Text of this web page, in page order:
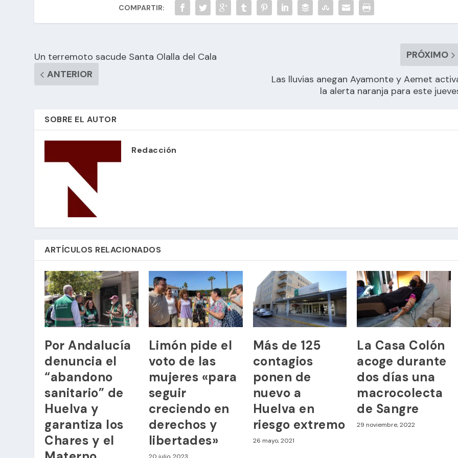
COMPARTIR:
Un terremoto sacude Santa Olalla del Cala
ANTERIOR
PRÓXIMO
Las lluvias anegan Ayamonte y Aemet
la alerta naranja para este
SOBRE EL AUTOR
Redacción
ARTÍCULOS RELACIONADOS
Por Andalucía
denuncia el
“abandono
sanitario” de
Huelva y
garantiza los
Chares y el
Limón pide el
voto de las
mujeres «para
seguir
creciendo en
derechos y
libertades»
Más de 125
contagios
ponen de
nuevo a
Huelva en
riesgo extremo
26 mayo, 2021
La Casa Colón
acoge durante
dos días una
macrocolecta
de Sangre
29 noviembre, 2022